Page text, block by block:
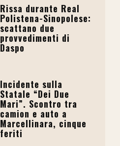
Rissa durante Real
Polistena-Sinopolese:
scattano due
provvedimenti di
Daspo
Incidente sulla
Statale “Dei Due
Mari”. Scontro tra
camion e auto a
Marcellinara, cinque
feriti